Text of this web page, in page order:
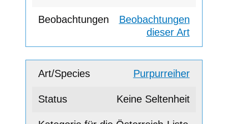
Beobachtungen
dieser Art
Purpurreiher
Keine Seltenheit